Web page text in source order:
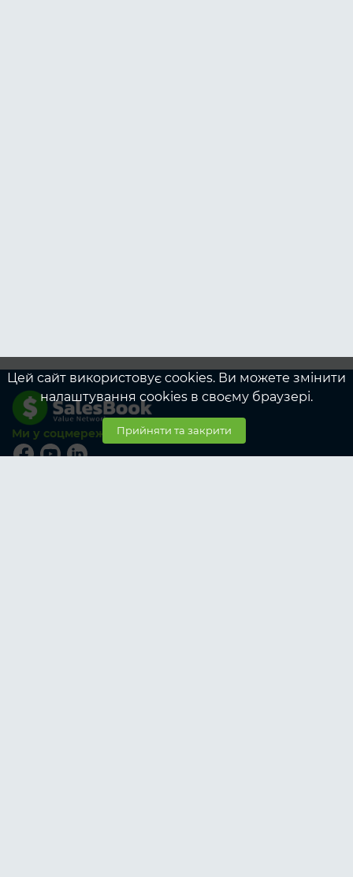
Ми у соцмережах
Цей сайт використовує cookies. Ви можете змінити
налаштування cookies в своєму браузері.
Прийняти та закрити